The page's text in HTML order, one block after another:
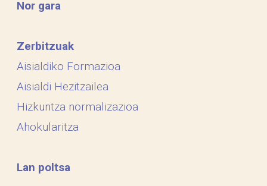
Nor gara
Zerbitzuak
Aisialdiko Formazioa
Aisialdi Hezitzailea
Hizkuntza normalizazioa
Ahokularitza
Lan poltsa